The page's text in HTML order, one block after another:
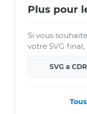
Plus pour
Si vous
votre SVG final,
SVG a CDR